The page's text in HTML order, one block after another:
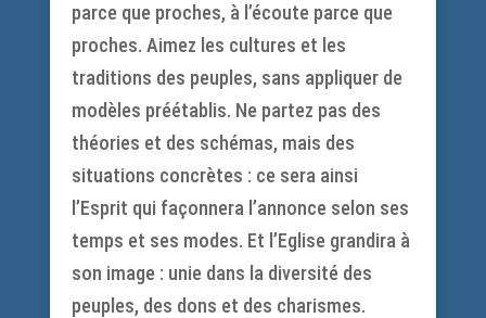
parce que proches, à l’écoute parce que
proches. Aimez les cultures et les
traditions des peuples, sans appliquer de
modèles préétablis. Ne partez pas des
théories et des schémas, mais des
situations concrètes : ce sera ainsi
l’Esprit qui façonnera l’annonce selon ses
temps et ses modes. Et l’Eglise grandira à
son image : unie dans la diversité des
peuples, des dons et des charismes.